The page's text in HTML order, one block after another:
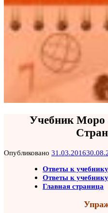
Учебник Моро
Опубликовано 31.03.2016
Ответы к
Ответы к
Главная страница